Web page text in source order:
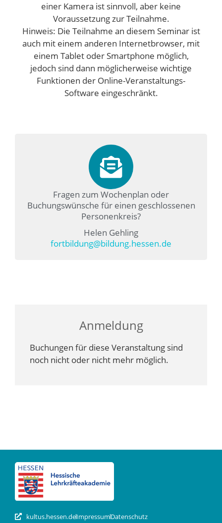
einer Kamera ist sinnvoll, aber keine
Voraussetzung zur Teilnahme.
Hinweis: Die Teilnahme an diesem Seminar ist
auch mit einem anderen Internetbrowser, mit
einem Tablet oder Smartphone möglich,
jedoch sind dann möglicherweise wichtige
Funktionen der Online-Veranstaltungs-
Software eingeschränkt.
Fragen zum Wochenplan oder
Buchungswünsche für einen geschlossenen
Personenkreis?
Helen Gehling
fortbildung@bildung.hessen.de
Anmeldung
Buchungen für diese Veranstaltung sind
noch nicht oder nicht mehr möglich.
kultus.hessen.deImpressumDatenschutz